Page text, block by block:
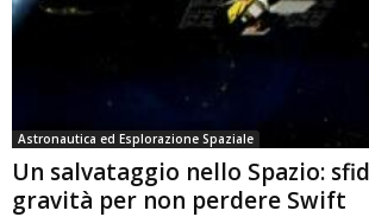
Astronautica ed Esplorazione Spaziale
Un salvataggio nello Spazio:
gravità per non perdere Swift